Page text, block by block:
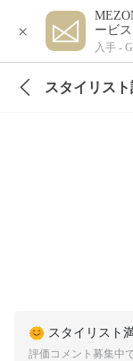
×
ービス
入手 -
スタイリスト
スタイリスト
評価コメント募集中